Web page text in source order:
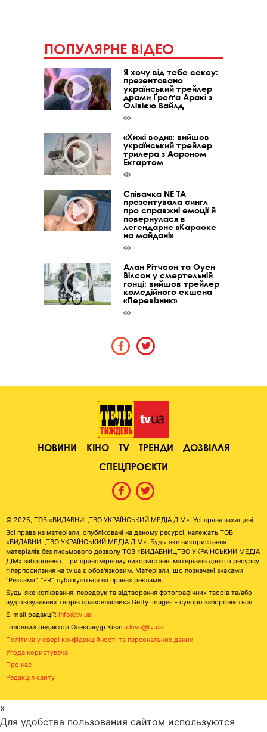
ПОПУЛЯРНЕ ВІДЕО
Я хочу від тебе сексу:
презентовано
український трейлер
драми Ґреґґа Аракі з
Олівією Вайлд
«Хижі води»: вийшов
український трейлер
трилера з Аароном
Екгартом
Співачка NE TA
презентувала сингл
про справжні емоції й
повернулася в
легендарне «Караоке
на майдані»
Алан Рітчсон та Оуен
Вілсон у смертельній
гонці: вийшов трейлер
комедійного екшена
«Перевізник»
НОВИНИ КІНО TV ТРЕНДИ
ДОЗВІЛЛЯ
СПЕЦПРОЄКТИ
© 2025, ТОВ «ВИДАВНИЦТВО УКРАЇНСЬКИЙ МЕДІА ДІМ». Усі права захищені.
Всі права на матеріали, опубліковані на даному ресурсі, належать ТОВ
«ВИДАВНИЦТВО УКРАЇНСЬКИЙ МЕДІА ДІМ». Будь-яке використання
матеріалів без письмового дозволу ТОВ «ВИДАВНИЦТВО УКРАЇНСЬКИЙ МЕДІА
ДІМ» заборонено. При правомірному використанні матеріалів даного ресурсу
гіперпосилання на tv.ua є обов'язковим. Матеріали, що позначені знаками
"Реклама", "PR", публікуються на правах реклами.
Будь-яке копіювання, передрук та відтворення фотографічних творів та/або
аудіовізуальних творів правовласника Getty Images - суворо забороняється.
E-mail редакції: info@tv.ua
Головний редактор Олександр Ківа: a.kiva@tv.ua
Політика у сфері конфіденційності та персональних даних
Угода користувача
Про нас
Редакція сайту
x
Для удобства пользования сайтом используются